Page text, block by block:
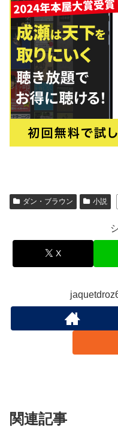
ダン・ブラウン 小説
X
関連記事